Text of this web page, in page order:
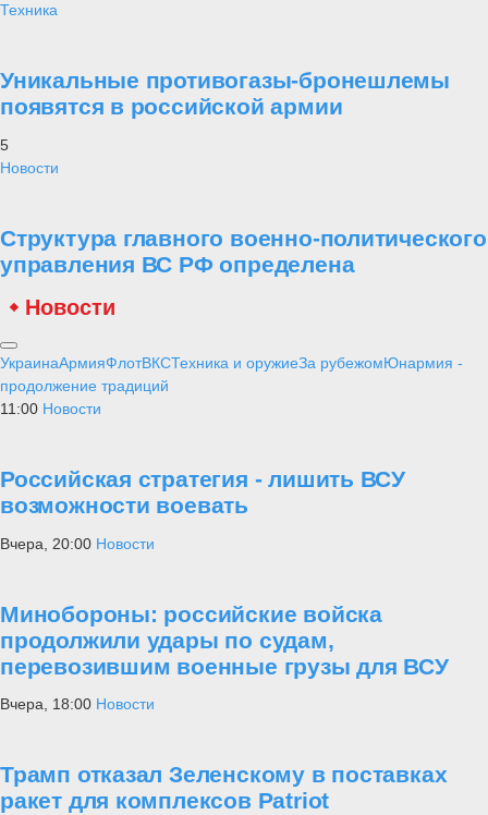
Техника
Уникальные противогазы-бронешлемы
появятся в российской армии
5
Новости
Структура главного военно-политического
управления ВС РФ определена
Новости
УкраинаАрмияФлотВКСТехника и оружиеЗа рубежомЮнармия -
продолжение традиций
11:00 Новости
Российская стратегия - лишить ВСУ
возможности воевать
Вчера, 20:00 Новости
Минобороны: российские войска
продолжили удары по судам,
перевозившим военные грузы для ВСУ
Вчера, 18:00 Новости
Трамп отказал Зеленскому в поставках
ракет для комплексов Patriot